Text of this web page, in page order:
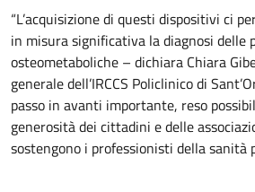
“L’acquisizione di questi dispositivi ci
in misura significativa la diagnosi delle
osteometaboliche – dichiara Chiara
generale dell’IRCCS Policlinico di
passo in avanti importante, reso
generosità dei cittadini e delle
sostengono i professionisti della sanità